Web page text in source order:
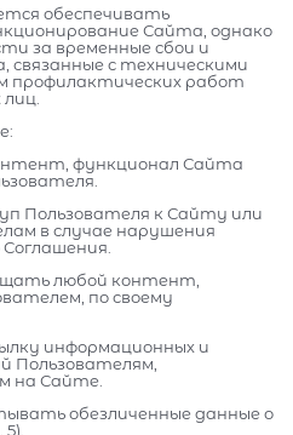
обеспечивать
Сайта, однако
за временные сбои и
с техническими
профилактических работ
функционал Сайта
Пользователя к Сайту или
в случае нарушения
любой контент,
по своему
информационных и
Пользователям,
на Сайте.
обезличенные данные о